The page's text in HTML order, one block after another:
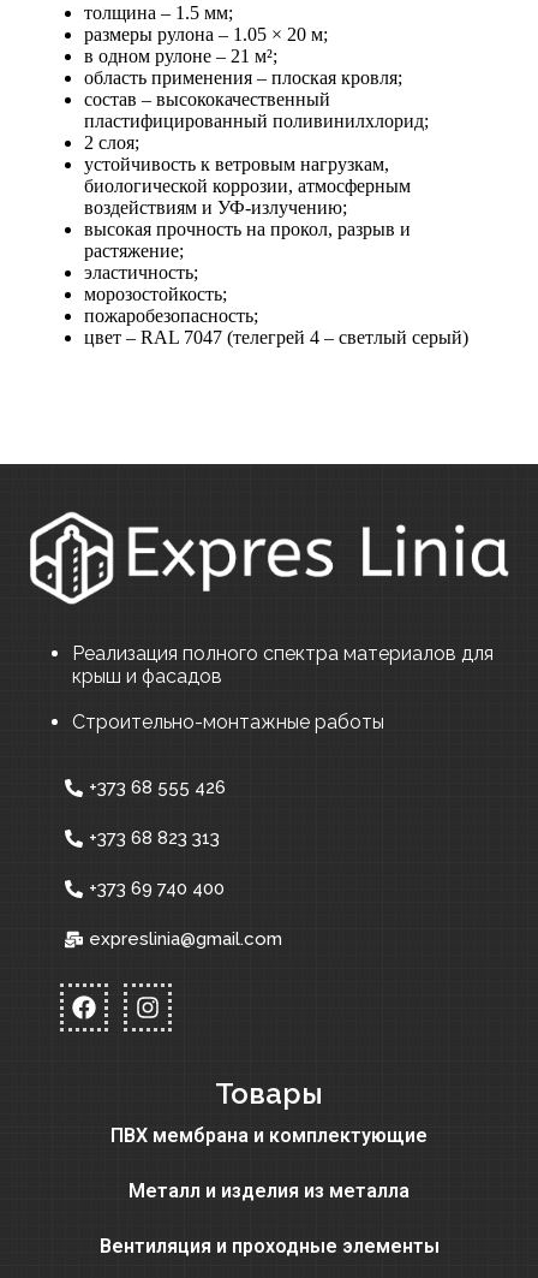
толщина – 1.5 мм;
размеры рулона – 1.05 × 20 м;
в одном рулоне – 21 м²;
область применения – плоская кровля;
состав – высококачественный
пластифицированный поливинилхлорид;
2 слоя;
устойчивость к ветровым нагрузкам,
биологической коррозии, атмосферным
воздействиям и УФ-излучению;
высокая прочность на прокол, разрыв и
растяжение;
эластичность;
морозостойкость;
пожаробезопасность;
цвет – RAL 7047 (телегрей 4 – светлый серый)
Реализация полного спектра материалов для
крыш и фасадов
Строительно-монтажные работы
+373 68 555 426
+373 68 823 313
+373 69 740 400
expreslinia@gmail.com
Товары
ПВХ мембрана и комплектующие
Металл и изделия из металла
Вентиляция и проходные элементы